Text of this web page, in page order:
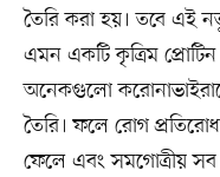
তৈরি করা হয়। তবে এই
এমন একটি কৃত্রিম
অনেকগুলো
তৈরি। ফলে রোগ
ফেলে এবং সমগোত্রীয়